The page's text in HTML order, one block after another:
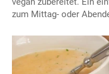
zum Mittag- oder